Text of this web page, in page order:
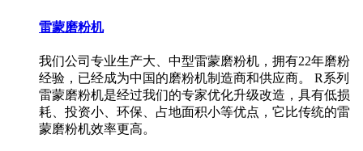
雷蒙磨粉机
我们公司专业生产大、中型雷蒙磨粉机，拥有22年磨粉
经验，已经成为中国的磨粉机制造商和供应商。 R系列
雷蒙磨粉机是经过我们的专家优化升级改造，具有低损
耗、投资小、环保、占地面积小等优点，它比传统的雷
蒙磨粉机效率更高。